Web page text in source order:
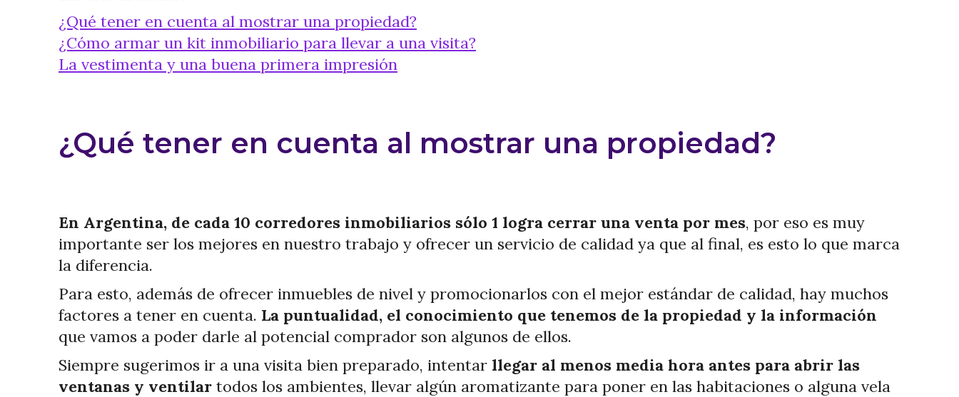
¿Qué tener en cuenta al mostrar una propiedad?
¿Cómo armar un kit inmobiliario para llevar a una visita?
La vestimenta y una buena primera impresión
¿Qué tener en cuenta al mostrar una propiedad?
En Argentina, de cada 10 corredores inmobiliarios sólo 1 logra cerrar una venta por mes, por eso es muy
importante ser los mejores en nuestro trabajo y ofrecer un servicio de calidad ya que al final, es esto lo que marca
la diferencia.
Para esto, además de ofrecer inmuebles de nivel y promocionarlos con el mejor estándar de calidad, hay muchos
factores a tener en cuenta. La puntualidad, el conocimiento que tenemos de la propiedad y la información
que vamos a poder darle al potencial comprador son algunos de ellos.
Siempre sugerimos ir a una visita bien preparado, intentar llegar al menos media hora antes para abrir las
ventanas y ventilar todos los ambientes, llevar algún aromatizante para poner en las habitaciones o alguna vela